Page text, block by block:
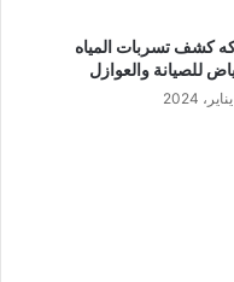
كشف تسربات المياه
للصيانة والعوازل